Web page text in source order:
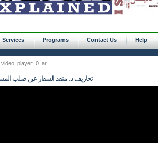
Services Programs Contact Us Help
332 - تخاريف د. منقذ السقار عن صلب